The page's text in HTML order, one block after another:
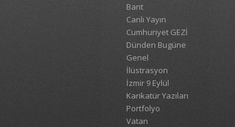
Bant
Canlı Yayın
Cumhuriyet GEZİ
Dünden Bugüne
Genel
İlüstrasyon
İzmir 9 Eylül
Karikatür Yazıları
Portfolyo
Vatan